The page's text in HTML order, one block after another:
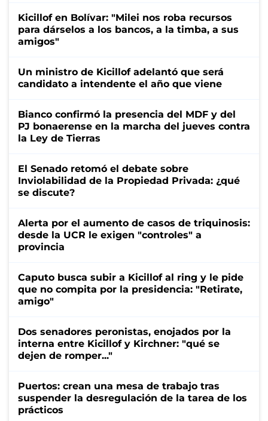
Kicillof en Bolívar: "Milei nos roba recursos
para dárselos a los bancos, a la timba, a sus
amigos"
Un ministro de Kicillof adelantó que será
candidato a intendente el año que viene
Bianco confirmó la presencia del MDF y del
PJ bonaerense en la marcha del jueves contra
la Ley de Tierras
El Senado retomó el debate sobre
Inviolabilidad de la Propiedad Privada: ¿qué
se discute?
Alerta por el aumento de casos de triquinosis:
desde la UCR le exigen "controles" a
provincia
Caputo busca subir a Kicillof al ring y le pide
que no compita por la presidencia: "Retirate,
amigo"
Dos senadores peronistas, enojados por la
interna entre Kicillof y Kirchner: "qué se
dejen de romper..."
Puertos: crean una mesa de trabajo tras
suspender la desregulación de la tarea de los
prácticos